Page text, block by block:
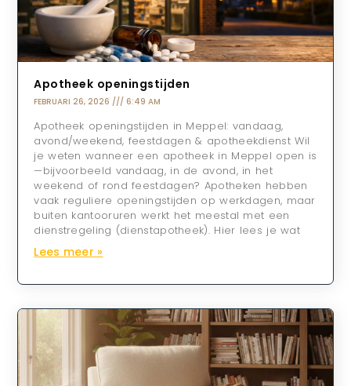
Apotheek openingstijden
FEBRUARI 26, 2026 6:49 AM
Apotheek openingstijden in Meppel: vandaag,
avond/weekend, feestdagen & apotheekdienst Wil
je weten wanneer een apotheek in Meppel open is
—bijvoorbeeld vandaag, in de avond, in het
weekend of rond feestdagen? Apotheken hebben
vaak reguliere openingstijden op werkdagen, maar
buiten kantooruren werkt het meestal met een
dienstregeling (dienstapotheek). Hier lees je wat
Lees meer »